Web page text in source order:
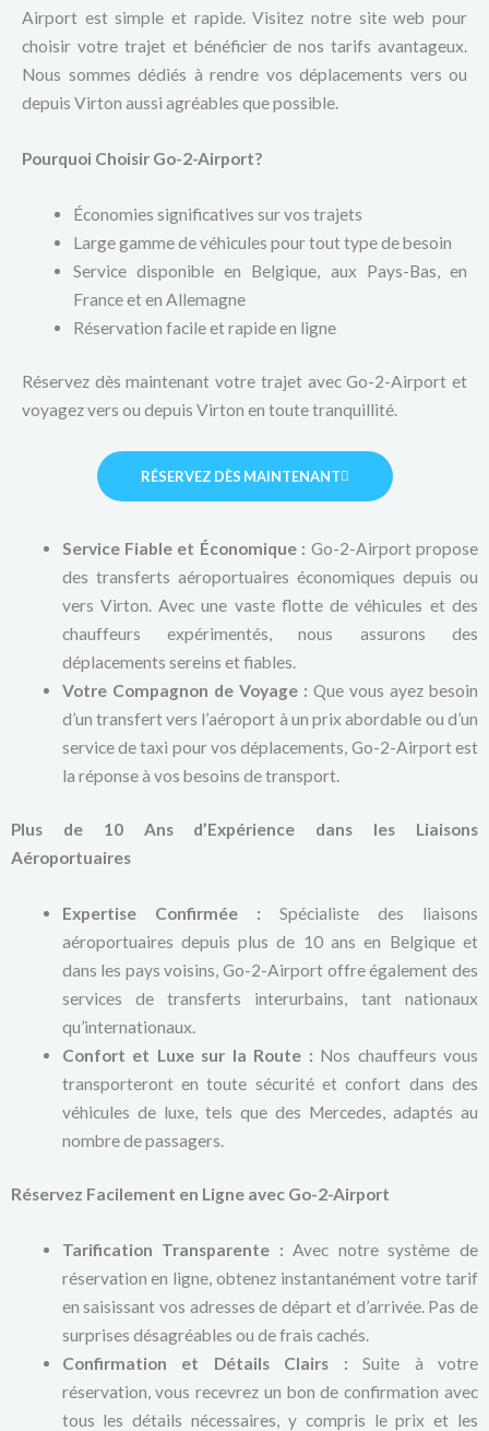
Airport est simple et rapide. Visitez notre site web pour
choisir votre trajet et bénéficier de nos tarifs avantageux.
Nous sommes dédiés à rendre vos déplacements vers ou
depuis Virton aussi agréables que possible.
Pourquoi Choisir Go-2-Airport?
Économies significatives sur vos trajets
Large gamme de véhicules pour tout type de besoin
Service disponible en Belgique, aux Pays-Bas, en
France et en Allemagne
Réservation facile et rapide en ligne
Réservez dès maintenant votre trajet avec Go-2-Airport et
voyagez vers ou depuis Virton en toute tranquillité.
RÉSERVEZ DÈS MAINTENANT
Service Fiable et Économique : Go-2-Airport propose
des transferts aéroportuaires économiques depuis ou
vers Virton. Avec une vaste flotte de véhicules et des
chauffeurs expérimentés, nous assurons des
déplacements sereins et fiables.
Votre Compagnon de Voyage : Que vous ayez besoin
d’un transfert vers l’aéroport à un prix abordable ou d’un
service de taxi pour vos déplacements, Go-2-Airport est
la réponse à vos besoins de transport.
Plus de 10 Ans d’Expérience dans les Liaisons
Aéroportuaires
Expertise Confirmée : Spécialiste des liaisons
aéroportuaires depuis plus de 10 ans en Belgique et
dans les pays voisins, Go-2-Airport offre également des
services de transferts interurbains, tant nationaux
qu’internationaux.
Confort et Luxe sur la Route : Nos chauffeurs vous
transporteront en toute sécurité et confort dans des
véhicules de luxe, tels que des Mercedes, adaptés au
nombre de passagers.
Réservez Facilement en Ligne avec Go-2-Airport
Tarification Transparente : Avec notre système de
réservation en ligne, obtenez instantanément votre tarif
en saisissant vos adresses de départ et d’arrivée. Pas de
surprises désagréables ou de frais cachés.
Confirmation et Détails Clairs : Suite à votre
réservation, vous recevrez un bon de confirmation avec
tous les détails nécessaires, y compris le prix et les